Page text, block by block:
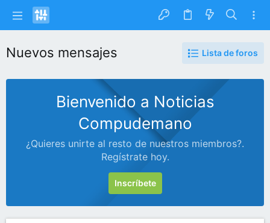
Nuevos mensajes Lista de foros
Bienvenido a Noticias
Compudemano
¿Quieres unirte al resto de nuestros miembros?.
Regístrate hoy.
Inscríbete